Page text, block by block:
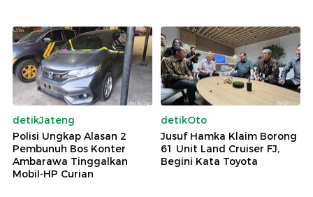
detikJateng
Polisi Ungkap Alasan 2
Pembunuh Bos Konter
Ambarawa Tinggalkan
Mobil-HP Curian
detikOto
Jusuf Hamka Klaim Borong
61 Unit Land Cruiser FJ,
Begini Kata Toyota